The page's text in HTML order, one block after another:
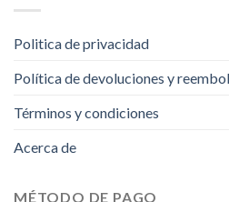
Politica de privacidad
Política de devoluciones y
Términos y condiciones
Acerca de
MÉTODO DE PAGO